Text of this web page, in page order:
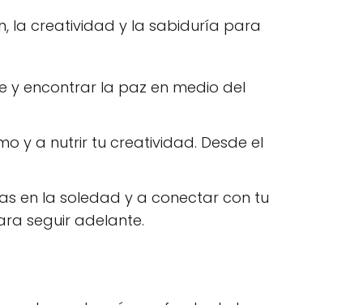
la creatividad y la sabiduría para
encontrar la paz en medio del
y a nutrir tu creatividad. Desde el
en la soledad y a conectar con tu
seguir adelante.